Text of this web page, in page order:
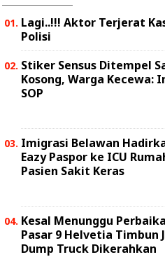
Lagi..!!! Aktor Terjerat
Polisi
Stiker Sensus Ditempel
Kosong, Warga Kecewa:
SOP
Imigrasi Belawan
Eazy Paspor ke ICU
Pasien Sakit Keras
Kesal Menunggu
Pasar 9 Helvetia Timbun
Dump Truck Dikerahkan